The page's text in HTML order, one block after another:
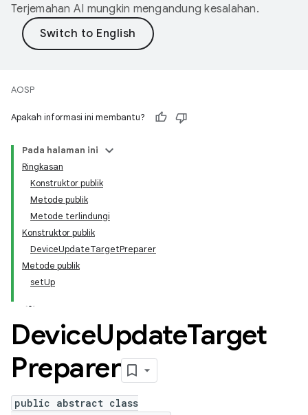
Terjemahan AI mungkin mengandung kesalahan.
AOSP
Apakah informasi ini membantu?
Pada halaman ini
Ringkasan
Konstruktor publik
Metode publik
Metode terlindungi
Konstruktor publik
DeviceUpdateTargetPreparer
Metode publik
setUp
DeviceUpdateTarget
Preparer
public abstract class